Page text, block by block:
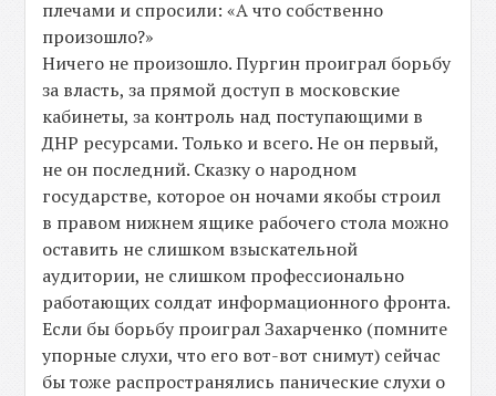
плечами и спросили: «А что собственно
произошло?»
Ничего не произошло. Пургин проиграл борьбу
за власть, за прямой доступ в московские
кабинеты, за контроль над поступающими в
ДНР ресурсами. Только и всего. Не он первый,
не он последний. Сказку о народном
государстве, которое он ночами якобы строил
в правом нижнем ящике рабочего стола можно
оставить не слишком взыскательной
аудитории, не слишком профессионально
работающих солдат информационного фронта.
Если бы борьбу проиграл Захарченко (помните
упорные слухи, что его вот-вот снимут) сейчас
бы тоже распространялись панические слухи о